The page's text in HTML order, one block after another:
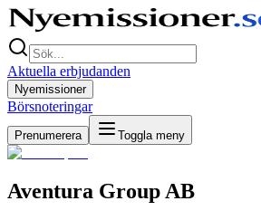
Aktuella erbjudanden
Nyemissioner
Börsnoteringar
Prenumerera Toggla meny
Aventura Group AB